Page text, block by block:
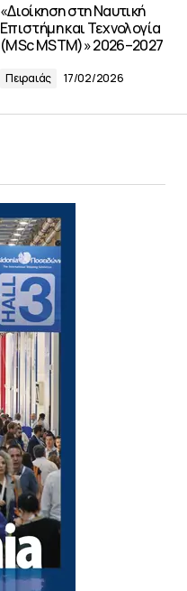
«Διοίκηση στη Ναυτική
Επιστήμη και Τεχνολογία
(MSc MSTM)» 2026–2027
Πειραιάς 17/02/2026